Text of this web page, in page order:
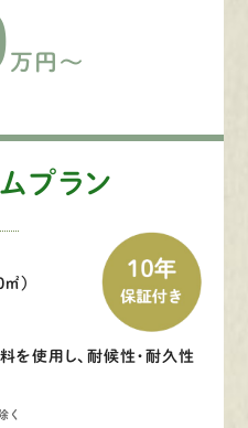
万円～
プラン
）
使用し、耐候性・耐久性
く